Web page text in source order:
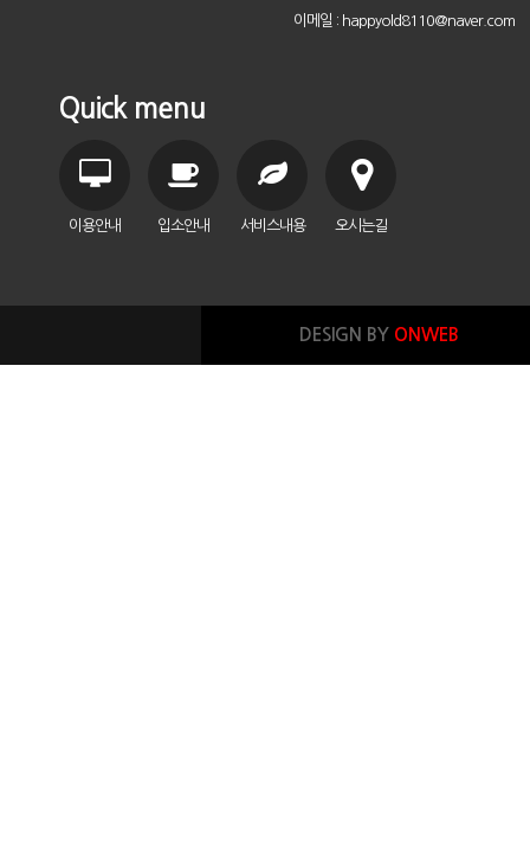
이메일 : happyold8110@naver.com
Quick menu
이용안내 입소안내 서비스내용 오시는길
DESIGN BY ONWEB